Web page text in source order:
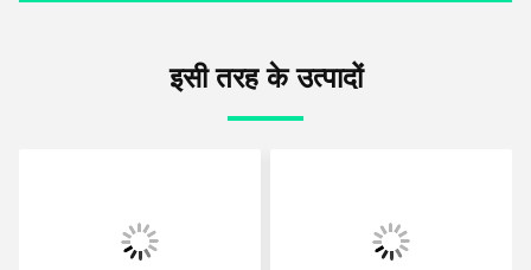
इसी तरह के उत्पादों